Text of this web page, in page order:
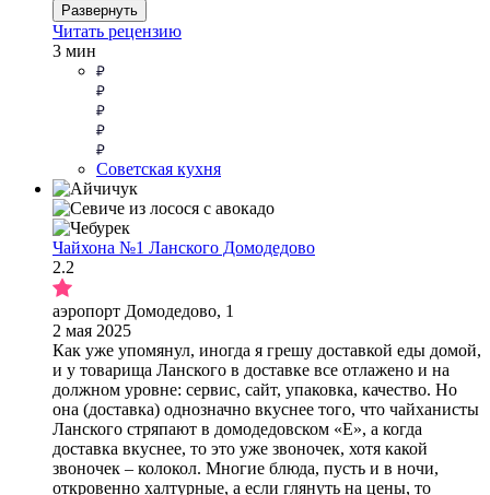
Развернуть
Читать рецензию
3 мин
Советская кухня
Чайхона №1 Ланского Домодедово
2.2
аэропорт Домодедово, 1
2 мая 2025
Как уже упомянул, иногда я грешу доставкой еды домой,
и у товарища Ланского в доставке все отлажено и на
должном уровне: сервис, сайт, упаковка, качество. Но
она (доставка) однозначно вкуснее того, что чайханисты
Ланского стряпают в домодедовском «Е», а когда
доставка вкуснее, то это уже звоночек, хотя какой
звоночек – колокол. Многие блюда, пусть и в ночи,
откровенно халтурные, а если глянуть на цены, то